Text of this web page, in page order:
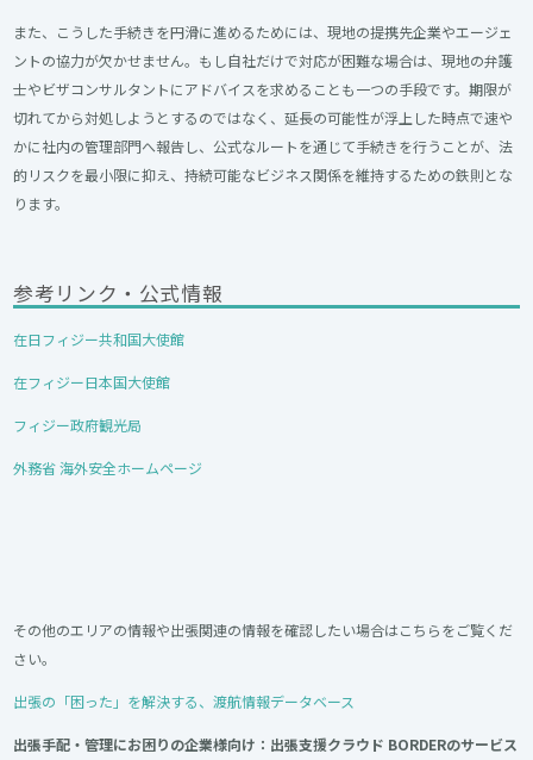
また、こうした手続きを円滑に進めるためには、現地の提携先企業やエージェ
ントの協力が欠かせません。もし自社だけで対応が困難な場合は、現地の弁護
士やビザコンサルタントにアドバイスを求めることも一つの手段です。期限が
切れてから対処しようとするのではなく、延長の可能性が浮上した時点で速や
かに社内の管理部門へ報告し、公式なルートを通じて手続きを行うことが、法
的リスクを最小限に抑え、持続可能なビジネス関係を維持するための鉄則とな
ります。
参考リンク・公式情報
在日フィジー共和国大使館
在フィジー日本国大使館
フィジー政府観光局
外務省 海外安全ホームページ
その他のエリアの情報や出張関連の情報を確認したい場合はこちらをご覧くだ
さい。
出張の「困った」を解決する、渡航情報データベース
出張手配・管理にお困りの企業様向け：出張支援クラウド BORDERのサービス